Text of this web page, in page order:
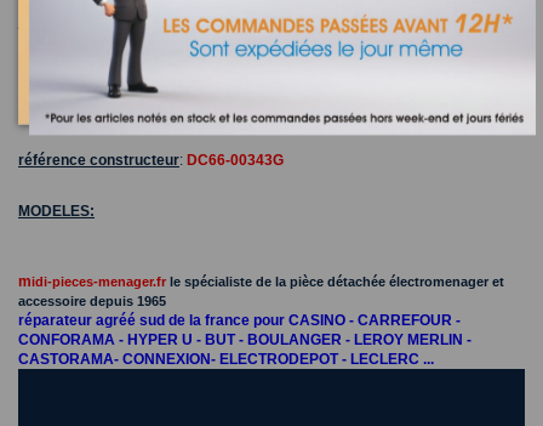
pièces détachées neuves certifiées d'origine constructeur
SAMSUNG
designation: amortisseur lave-linge samsung
référence constructeur: DC66-00343G
MODELES:
midi-pieces-menager.fr le spécialiste de la pièce détachée électromenager et
accessoire depuis 1965
réparateur agréé sud de la france pour CASINO - CARREFOUR -
CONFORAMA - HYPER U - BUT - BOULANGER - LEROY MERLIN -
CASTORAMA- CONNEXION- ELECTRODEPOT - LECLERC ...